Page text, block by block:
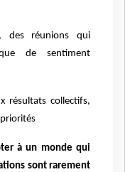
des réunions qui
de sentiment
résultats collectifs,
à un monde qui
sont rarement